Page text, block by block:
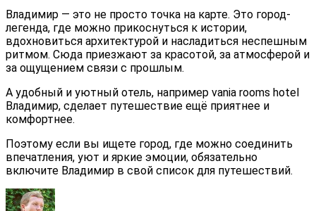
Владимир — это не просто точка на карте. Это город-
легенда, где можно прикоснуться к истории,
вдохновиться архитектурой и насладиться неспешным
ритмом. Сюда приезжают за красотой, за атмосферой и
за ощущением связи с прошлым.
А удобный и уютный отель, например vania rooms hotel
Владимир, сделает путешествие ещё приятнее и
комфортнее.
Поэтому если вы ищете город, где можно соединить
впечатления, уют и яркие эмоции, обязательно
включите Владимир в свой список для путешествий.